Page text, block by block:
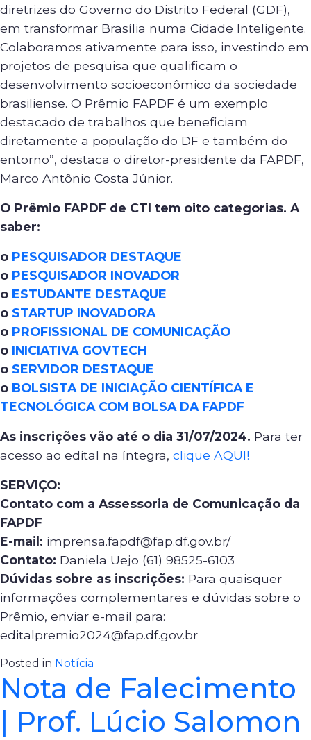
diretrizes do Governo do Distrito Federal (GDF),
em transformar Brasília numa Cidade Inteligente.
Colaboramos ativamente para isso, investindo em
projetos de pesquisa que qualificam o
desenvolvimento socioeconômico da sociedade
brasiliense. O Prêmio FAPDF é um exemplo
destacado de trabalhos que beneficiam
diretamente a população do DF e também do
entorno”, destaca o diretor-presidente da FAPDF,
Marco Antônio Costa Júnior.
O Prêmio FAPDF de CTI tem oito categorias. A
saber:
o PESQUISADOR DESTAQUE
o PESQUISADOR INOVADOR
o ESTUDANTE DESTAQUE
o STARTUP INOVADORA
o PROFISSIONAL DE COMUNICAÇÃO
o INICIATIVA GOVTECH
o SERVIDOR DESTAQUE
o BOLSISTA DE INICIAÇÃO CIENTÍFICA E
TECNOLÓGICA COM BOLSA DA FAPDF
As inscrições vão até o dia 31/07/2024. Para ter
acesso ao edital na íntegra, clique AQUI!
SERVIÇO:
Contato com a Assessoria de Comunicação da
FAPDF
E-mail: imprensa.fapdf@fap.df.gov.br/
Contato: Daniela Uejo (61) 98525-6103
Dúvidas sobre as inscrições: Para quaisquer
informações complementares e dúvidas sobre o
Prêmio, enviar e-mail para:
editalpremio2024@fap.df.gov.br
Posted in Notícia
Nota de Falecimento
| Prof. Lúcio Salomon